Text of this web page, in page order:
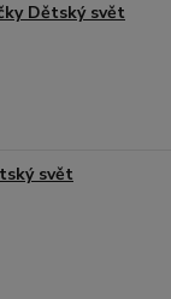
Dětský svět
svět